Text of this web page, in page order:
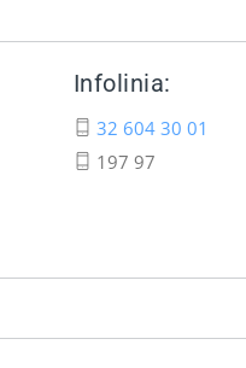
Infolinia:
32 604 30 01
197 97